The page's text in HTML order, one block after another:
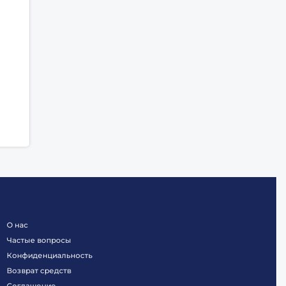
О нас
Частые вопросы
Конфиденциальность
Возврат средств